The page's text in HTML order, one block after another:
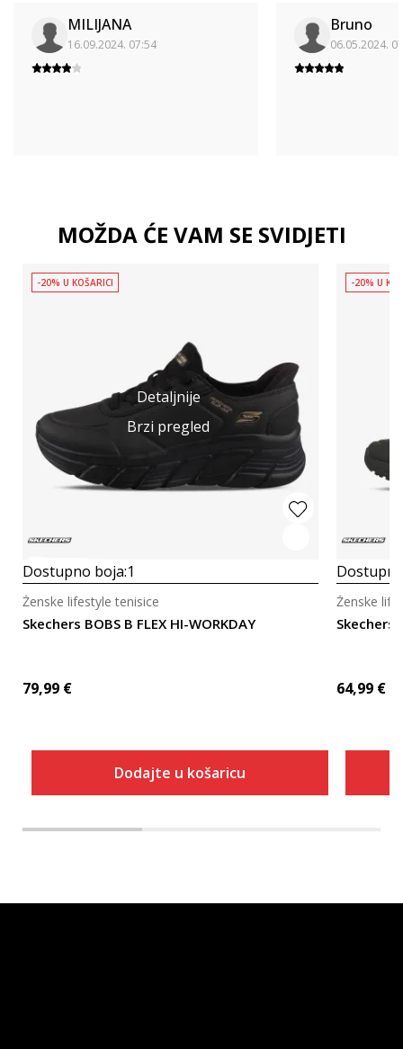
MILIJANA
16.09.2024. 07:54
Bruno
06.05.2024.
MOŽDA ĆE VAM SE SVIDJETI
Detaljnije
Brzi pregled
-20% U KOŠARICI
Dostupno boja:1
Skechers BOBS B FLEX HI-WORKDAY
Ženske lifestyle tenisice
79,99 €
Dodajte u košaricu
-20% U
Skechers
Ženske
64,99 €